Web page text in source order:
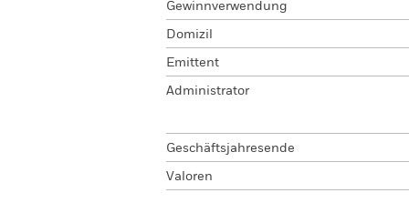
Gewinnverwendung
Domizil
Emittent
Administrator
Geschäftsjahresende
Valoren